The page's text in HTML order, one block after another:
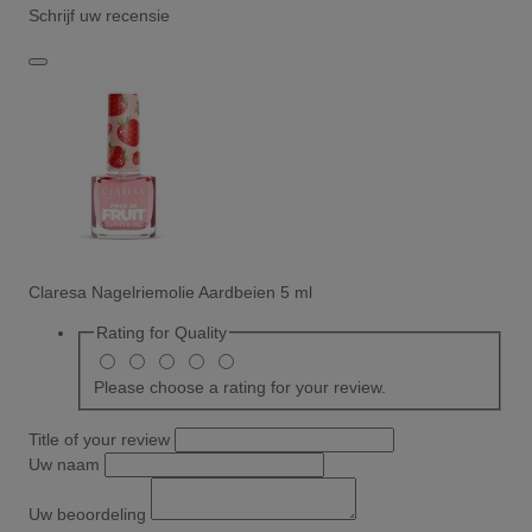
Schrijf uw recensie
Claresa Nagelriemolie Aardbeien 5 ml
Rating for Quality
Please choose a rating for your review.
Title of your review
Uw naam
Uw beoordeling